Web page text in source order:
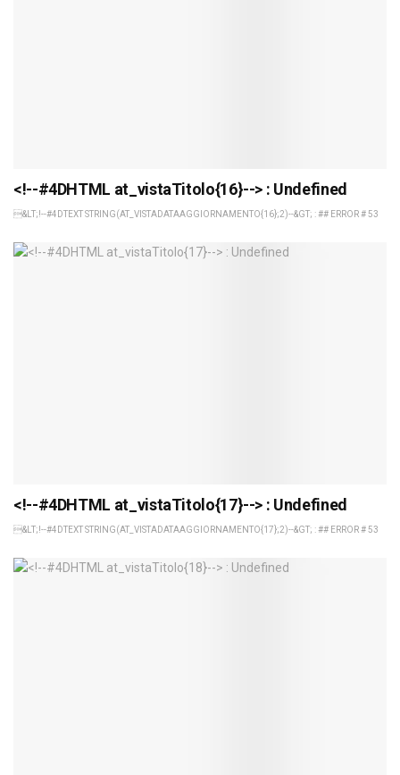
<!--#4DHTML at_vistaTitolo{16}--> : Undefined
&LT;!--#4DTEXT STRING(AT_VISTADATAAGGIORNAMENTO{16};2)--&GT; : ## ERROR # 53
<!--#4DHTML at_vistaTitolo{17}--> : Undefined
&LT;!--#4DTEXT STRING(AT_VISTADATAAGGIORNAMENTO{17};2)--&GT; : ## ERROR # 53